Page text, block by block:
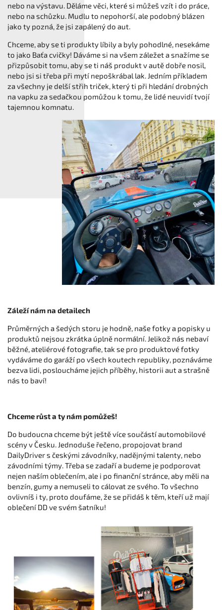
nebo na výstavu. Děláme věci, které si můžeš vzít i do práce,
nebo na schůzku. Mudlu to nepohorší, ale podobný blázen
jako ty pozná, že jsi zapálený do aut.
Chceme, aby se ti produkty líbily a byly pohodlné, nesekáme
to jako Baťa cvičky! Dáváme si na všem záležet a snažíme se
přizpůsobit tomu, aby se ti náš produkt v autě dobře nosil,
nebo jsi si třeba při mytí nepoškrábal lak. Jedním příkladem
za všechny je delší střih triček, který ti při hledání drobných
na vapku za sedačkou pomůžou k tomu, že lidé neuvidí tvojí
tajemnou komnatu.
Záleží nám na detailech
Průměrných a šedých storu je hodně, naše fotky a popisky u
produktů nejsou zkrátka úplně normální. Jelikož nás nebaví
běžné, ateliérové fotografie, tak se pro produktové fotky
vydáváme do garáží po všech koutech republiky, poznáváme
bezva lidi, posloucháme jejich příběhy, historii aut a strašně
nás to baví!
Chceme růst a ty nám pomůžeš!
Do budoucna chceme být ještě více součástí automobilové
scény v Česku. Jednoduše řečeno, propojovat brand
DailyDriver s českými závodníky, nadějnými talenty, nebo
závodními týmy. Třeba se zadaří a budeme je podporovat
nejen naším oblečením, ale i po finanční stránce, aby měli na
benzín, gumy a nemuseli to cálovat ze svého. To všechno
ovlivníš i ty, proto doufáme, že se přidáš k těm, kteří už mají
oblečení DD ve svém šatníku!